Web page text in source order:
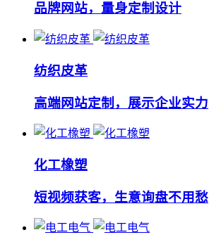
品牌网站，量身定制设计
纺织皮革
高端网站定制，展示企业实力
化工橡塑
短视频获客，生意询盘不用愁